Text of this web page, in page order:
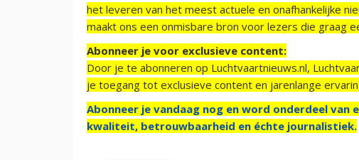
het leveren van het meest actuele en onafhankelijke
maakt ons een onmisbare bron voor lezers die graag
Abonneer je voor exclusieve content:
Door je te abonneren op Luchtvaartnieuws.nl,
je toegang tot exclusieve content en jarenlange
Abonneer je vandaag nog en word onderdeel van
kwaliteit, betrouwbaarheid en échte journalistiek.